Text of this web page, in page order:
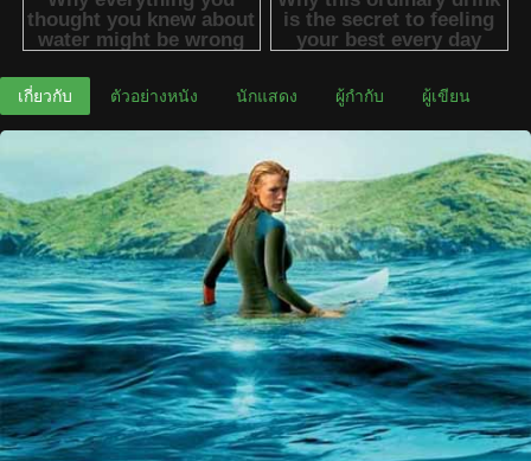
เกี่ยวกับ ตัวอย่างหนัง นักแสดง ผู้กำกับ ผู้เขียน